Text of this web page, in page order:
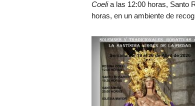
Coelia las 12:00 horas, Santo
horas, en un ambiente de